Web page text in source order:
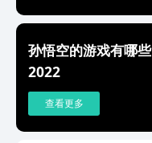
孙悟空的游戏有哪些
2022
查看更多